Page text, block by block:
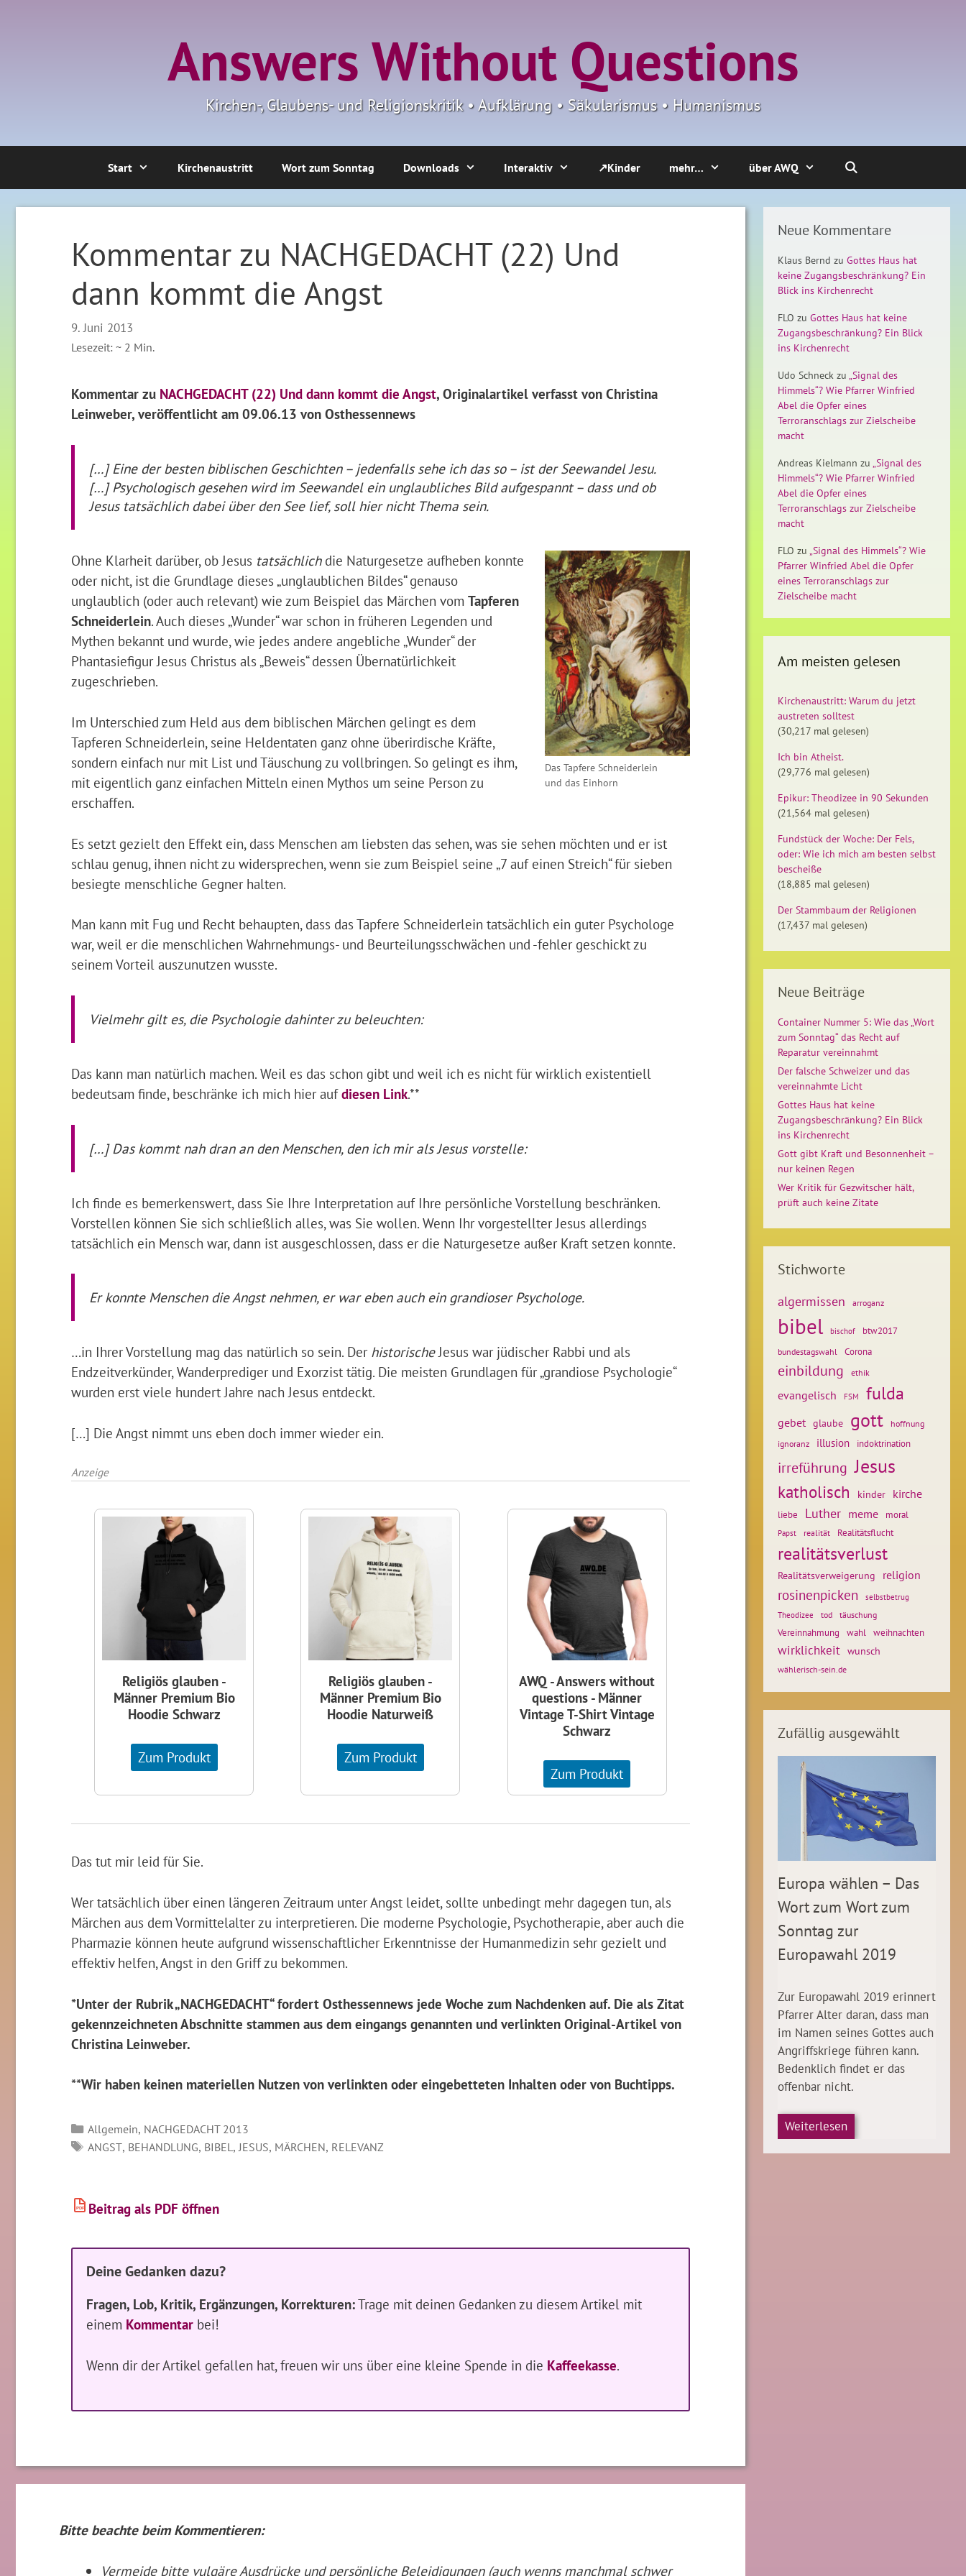
Answers Without Questions
Kirchen-, Glaubens- und Religionskritik • Aufklärung • Säkularismus • Humanismus
Start Kirchenaustritt Wort zum Sonntag Downloads Interaktiv ↗Kinder mehr… über AWQ
Kommentar zu NACHGEDACHT (22) Und
dann kommt die Angst
9. Juni 2013
Lesezeit: ~ 2 Min.
Kommentar zu NACHGEDACHT (22) Und dann kommt die Angst, Originalartikel verfasst von Christina
Leinweber, veröffentlicht am 09.06.13 von Osthessennews
[…] Eine der besten biblischen Geschichten – jedenfalls sehe ich das so – ist der Seewandel Jesu.
[…] Psychologisch gesehen wird im Seewandel ein unglaubliches Bild aufgespannt – dass und ob
Jesus tatsächlich dabei über den See lief, soll hier nicht Thema sein.
Das Tapfere Schneiderlein
und das Einhorn
Ohne Klarheit darüber, ob Jesus tatsächlichdie Naturgesetze aufheben konnte
oder nicht, ist die Grundlage dieses „unglaublichen Bildes“ genauso
unglaublich (oder auch relevant) wie zum Beispiel das Märchen vom Tapferen
Schneiderlein. Auch dieses „Wunder“ war schon in früheren Legenden und
Mythen bekannt und wurde, wie jedes andere angebliche „Wunder“ der
Phantasiefigur Jesus Christus als „Beweis“ dessen Übernatürlichkeit
zugeschrieben.
Im Unterschied zum Held aus dem biblischen Märchen gelingt es dem
Tapferen Schneiderlein, seine Heldentaten ganz ohne überirdische Kräfte,
sondern einfach nur mit List und Täuschung zu vollbringen. So gelingt es ihm,
mit eigentlich ganz einfachen Mitteln einen Mythos um seine Person zu
erschaffen.
Es setzt gezielt den Effekt ein, dass Menschen am liebsten das sehen, was sie sehen möchten und er ist
schlau genug, ihnen nicht zu widersprechen, wenn sie zum Beispiel seine „7 auf einen Streich“ für sieben
besiegte menschliche Gegner halten.
Man kann mit Fug und Recht behaupten, dass das Tapfere Schneiderlein tatsächlich ein guter Psychologe
war, weil er die menschlichen Wahrnehmungs- und Beurteilungsschwächen und -fehler geschickt zu
seinem Vorteil auszunutzen wusste.
Vielmehr gilt es, die Psychologie dahinter zu beleuchten:
Das kann man natürlich machen. Weil es das schon gibt und weil ich es nicht für wirklich existentiell
bedeutsam finde, beschränke ich mich hier aufdiesen Link.**
[…] Das kommt nah dran an den Menschen, den ich mir als Jesus vorstelle:
Ich finde es bemerkenswert, dass Sie Ihre Interpretation auf Ihre persönliche Vorstellung beschränken.
Vorstellen können Sie sich schließlich alles, was Sie wollen. Wenn Ihr vorgestellter Jesus allerdings
tatsächlich ein Mensch war, dann ist ausgeschlossen, dass er die Naturgesetze außer Kraft setzen konnte.
Er konnte Menschen die Angst nehmen, er war eben auch ein grandioser Psychologe.
…in Ihrer Vorstellung mag das natürlich so sein. Der historischeJesus war jüdischer Rabbi und als
Endzeitverkünder, Wanderprediger und Exorzist tätig. Die meisten Grundlagen für „grandiose Psychologie“
wurden erst viele hundert Jahre nach Jesus entdeckt.
[…] Die Angst nimmt uns eben doch immer wieder ein.
Anzeige
Religiös glauben -
Männer Premium Bio
Hoodie Schwarz
Zum Produkt
Religiös glauben -
Männer Premium Bio
Hoodie Naturweiß
Zum Produkt
AWQ - Answers without
questions - Männer
Vintage T-Shirt Vintage
Schwarz
Zum Produkt
Das tut mir leid für Sie.
Wer tatsächlich über einen längeren Zeitraum unter Angst leidet, sollte unbedingt mehr dagegen tun, als
Märchen aus dem Vormittelalter zu interpretieren. Die moderne Psychologie, Psychotherapie, aber auch die
Pharmazie können heute aufgrund wissenschaftlicher Erkenntnisse der Humanmedizin sehr gezielt und
effektiv helfen, Angst in den Griff zu bekommen.
*Unter der Rubrik „NACHGEDACHT“ fordert Osthessennews jede Woche zum Nachdenken auf. Die als Zitat
gekennzeichneten Abschnitte stammen aus dem eingangs genannten und verlinkten Original-Artikel von
Christina Leinweber.
**Wir haben keinen materiellen Nutzen von verlinkten oder eingebetteten Inhalten oder von Buchtipps.
Kategorien
Allgemein, NACHGEDACHT 2013
SCHLAGWÖRTER
ANGST, BEHANDLUNG, BIBEL ,JESUS, MÄRCHEN, RELEVANZ
PDF Beitrag als PDF öffnen
Deine Gedanken dazu?
Fragen, Lob, Kritik, Ergänzungen, Korrekturen:Trage mit deinen Gedanken zu diesem Artikel mit
einem Kommentarbei!
Wenn dir der Artikel gefallen hat, freuen wir uns über eine kleine Spende in die Kaffeekasse.
Bitte beachte beim Kommentieren:
Vermeide bitte vulgäre Ausdrücke und persönliche Beleidigungen (auch wenns manchmal schwer
Neue Kommentare
Klaus Bernd zu Gottes Haus hat
keine Zugangsbeschränkung? Ein
Blick ins Kirchenrecht
FLO zu Gottes Haus hat keine
Zugangsbeschränkung? Ein Blick
ins Kirchenrecht
Udo Schneck zu „Signal des
Himmels“? Wie Pfarrer Winfried
Abel die Opfer eines
Terroranschlags zur Zielscheibe
macht
Andreas Kielmann zu „Signal des
Himmels“? Wie Pfarrer Winfried
Abel die Opfer eines
Terroranschlags zur Zielscheibe
macht
FLO zu „Signal des Himmels“? Wie
Pfarrer Winfried Abel die Opfer
eines Terroranschlags zur
Zielscheibe macht
Am meisten gelesen
Kirchenaustritt: Warum du jetzt
austreten solltest
(30,217 mal gelesen)
Ich bin Atheist.
(29,776 mal gelesen)
Epikur: Theodizee in 90 Sekunden
(21,564 mal gelesen)
Fundstück der Woche: Der Fels,
oder: Wie ich mich am besten selbst
bescheiße
(18,885 mal gelesen)
Der Stammbaum der Religionen
(17,437 mal gelesen)
Neue Beiträge
Container Nummer 5: Wie das „Wort
zum Sonntag“ das Recht auf
Reparatur vereinnahmt
Der falsche Schweizer und das
vereinnahmte Licht
Gottes Haus hat keine
Zugangsbeschränkung? Ein Blick
ins Kirchenrecht
Gott gibt Kraft und Besonnenheit –
nur keinen Regen
Wer Kritik für Gezwitscher hält,
prüft auch keine Zitate
Stichworte
algermissen arroganz
bibel bischof btw2017
bundestagswahl Corona
einbildung ethik
evangelisch FSM fulda
gebet glaube gott
hoffnung
ignoranz
illusion indoktrination
irreführung Jesus
katholisch kinder kirche
liebe Luther meme moral
Papst realität Realitätsflucht
realitätsverlust
Realitätsverweigerung religion
rosinenpicken
selbstbetrug
Theodizee
tod täuschung
Vereinnahmung wahl weihnachten
wirklichkeit wunsch
wählerisch-sein.de
Zufällig ausgewählt
Europa wählen – Das
Wort zum Wort zum
Sonntag zur
Europawahl 2019
Zur Europawahl 2019 erinnert
Pfarrer Alter daran, dass man
im Namen seines Gottes auch
Angriffskriege führen kann.
Bedenklich findet er das
offenbar nicht.
Weiterlesen